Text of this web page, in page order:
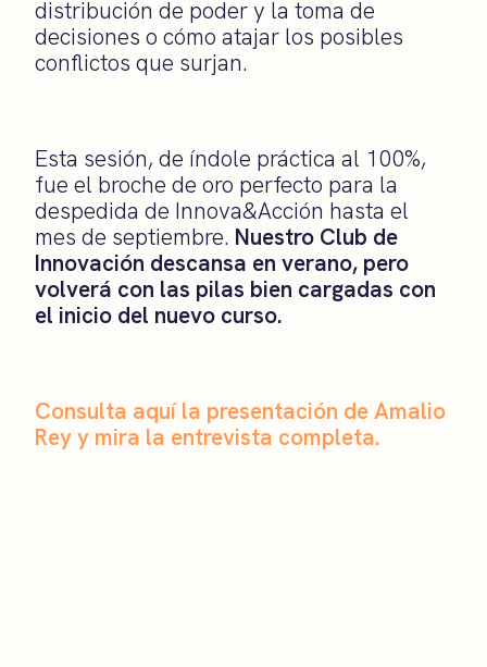
distribución de poder y la toma de
decisiones o cómo atajar los posibles
conflictos que surjan.
Esta sesión, de índole práctica al 100%,
fue el broche de oro perfecto para la
despedida de Innova&Acción hasta el
mes de septiembre. Nuestro Club de
Innovación descansa en verano, pero
volverá con las pilas bien cargadas con
el inicio del nuevo curso.
Consulta aquí la presentación de Amalio
Rey y mira la entrevista completa.